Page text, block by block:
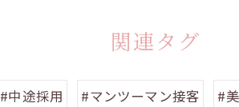
関連タグ
#中途採用 #マンツーマン接客 #